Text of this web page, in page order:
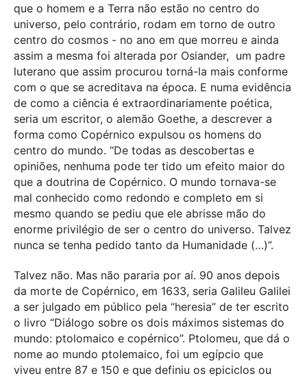
que o homem e a Terra não estão no centro do
universo, pelo contrário, rodam em torno de outro
centro do cosmos - no ano em que morreu e ainda
assim a mesma foi alterada por Osiander, um padre
luterano que assim procurou torná-la mais conforme
com o que se acreditava na época. E numa evidência
de como a ciência é extraordinariamente poética,
seria um escritor, o alemão Goethe, a descrever a
forma como Copérnico expulsou os homens do
centro do mundo. “De todas as descobertas e
opiniões, nenhuma pode ter tido um efeito maior do
que a doutrina de Copérnico. O mundo tornava-se
mal conhecido como redondo e completo em si
mesmo quando se pediu que ele abrisse mão do
enorme privilégio de ser o centro do universo. Talvez
nunca se tenha pedido tanto da Humanidade (…)”.
Talvez não. Mas não pararia por aí. 90 anos depois
da morte de Copérnico, em 1633, seria Galileu Galilei
a ser julgado em público pela “heresia” de ter escrito
o livro “Diálogo sobre os dois máximos sistemas do
mundo: ptolomaico e copérnico”. Ptolomeu, que dá o
nome ao mundo ptolemaico, foi um egípcio que
viveu entre 87 e 150 e que definiu os epiciclos ou